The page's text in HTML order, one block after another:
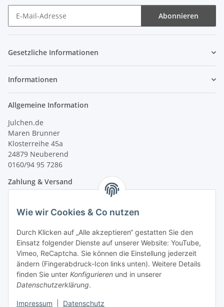
Wie wir Cookies & Co nutzen
Durch Klicken auf „Alle akzeptieren“ gestatten Sie den
Einsatz folgender Dienste auf unserer Website: YouTube,
Vimeo, ReCaptcha. Sie können die Einstellung jederzeit
ändern (Fingerabdruck-Icon links unten). Weitere Details
finden Sie unter Konfigurieren und in unserer
Datenschutzerklärung.
Impressum Datenschutz
Abonnieren
Gesetzliche Informationen
Informationen
Allgemeine Information
Julchen.de
Maren Brunner
Klosterreihe 45a
24879 Neuberend
0160/94 95 7286
Zahlung & Versand